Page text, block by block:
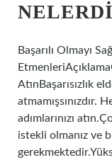
Başarılı Olmayı
AtınBaşarısızlık
atmamışsınızdır.
adımlarınızı
istekli olmanız ve